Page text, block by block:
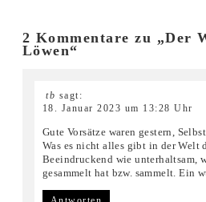
2 Kommentare zu „Der
Löwen“
tb sagt:
18. Januar 2023 um 13:28 Uhr
Gute Vorsätze waren gestern,
Was es nicht alles gibt in der Welt
Beeindruckend wie unterhaltsam,
gesammelt hat bzw. sammelt. Ein